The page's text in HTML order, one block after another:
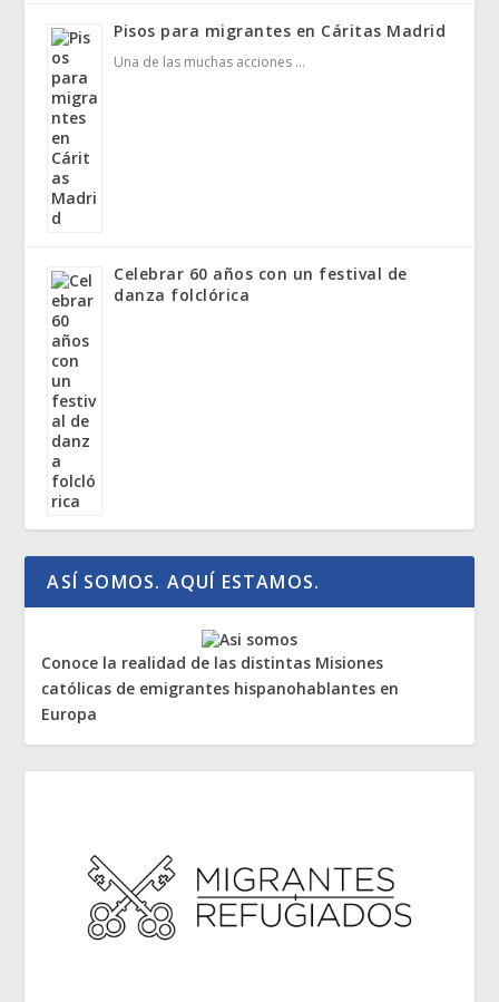
Pisos para migrantes en Cáritas Madrid
Una de las muchas acciones …
Celebrar 60 años con un festival de
danza folclórica
ASÍ SOMOS. AQUÍ ESTAMOS.
Conoce la realidad de las distintas Misiones
católicas de emigrantes hispanohablantes en
Europa